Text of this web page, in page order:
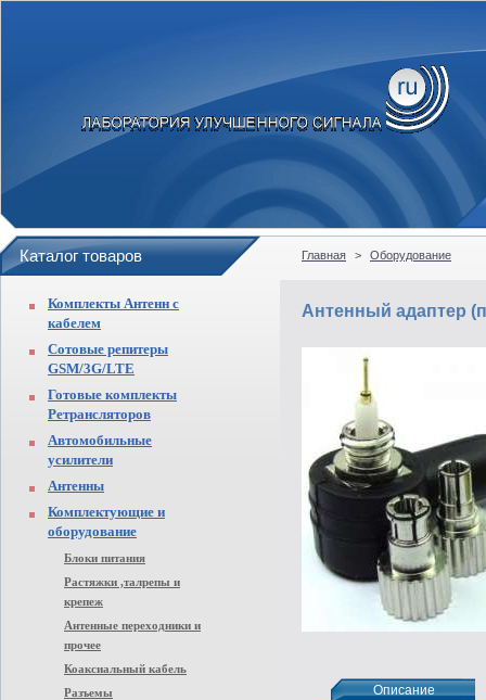
Каталог товаров
Комплекты Антенн с
кабелем
Сотовые репитеры
GSM/3G/LTE
Готовые комплекты
Ретрансляторов
Автомобильные
усилители
Антенны
Комплектующие и
оборудование
Блоки питания
Растяжки ,талрепы и
крепеж
Антенные переходники и
прочее
Коаксиальный кабель
Разъемы
Главная > Оборудование
Антенный адаптер
Описание
Описание